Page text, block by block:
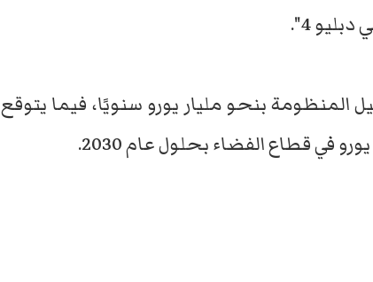
4".
بنحو مليار يورو سنويًا، فيما يتوقع